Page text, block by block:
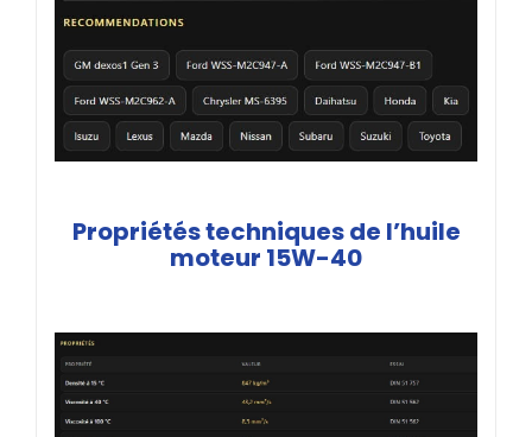
Propriétés techniques de l’huile
moteur 15W-40